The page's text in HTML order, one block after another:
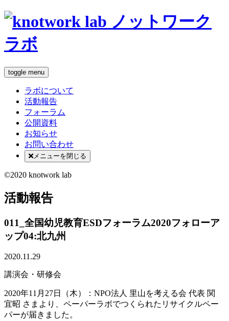
toggle menu
ラボについて
活動報告
フォーラム
公開資料
お知らせ
お問い合わせ
メニューを閉じる
©2020 knotwork lab
活動報告
011_全国幼児教育ESDフォーラム2020フォローア
ップ04:北九州
2020.11.29
講演会・研修会
2020年11月27日（木）：NPO法人 里山を考える会 代表 関
宜昭 さまより、ペーパーラボでつくられたリサイクルペー
パーが届きました。